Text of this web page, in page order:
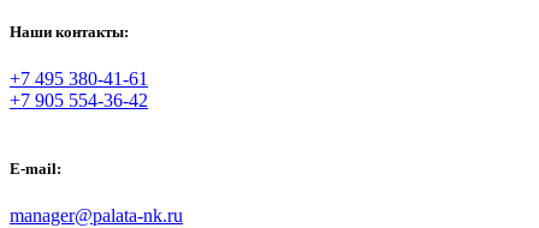
Наши контакты:
+7 495 380-41-61
+7 905 554-36-42
E-mail:
manager@palata-nk.ru